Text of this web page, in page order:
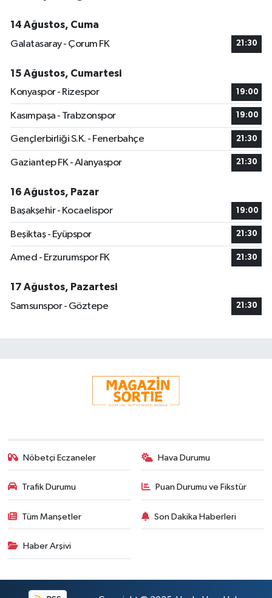
14 Ağustos, Cuma
Galatasaray - Çorum FK
21:30
15 Ağustos, Cumartesi
Konyaspor - Rizespor
19:00
Kasımpaşa - Trabzonspor 19:00
Gençlerbirliği S.K. - Fenerbahçe 21:30
Gaziantep FK - Alanyaspor 21:30
16 Ağustos, Pazar
Başakşehir - Kocaelispor
19:00
Beşiktaş - Eyüpspor 21:30
Amed - Erzurumspor FK 21:30
17 Ağustos, Pazartesi
Samsunspor - Göztepe
21:30
Nöbetçi Eczaneler Hava Durumu
Trafik Durumu Puan Durumu ve Fikstür
Tüm Manşetler Son Dakika Haberleri
Haber Arşivi